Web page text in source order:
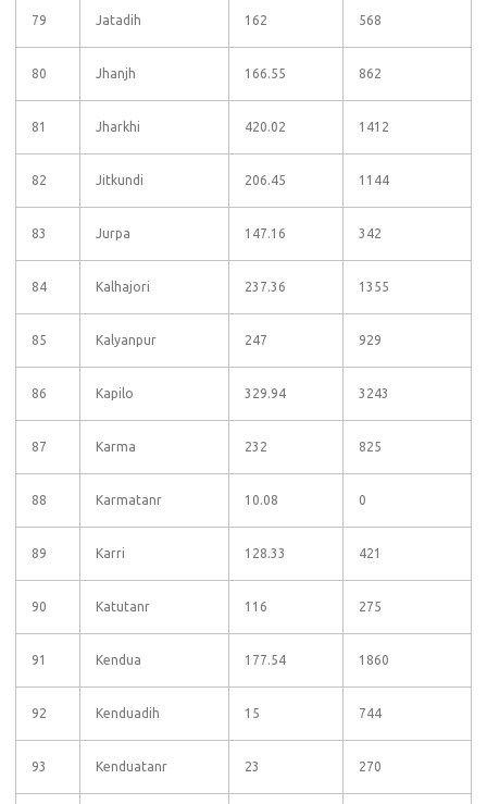
79 Jatadih 162 568
80 Jhanjh 166.55 862
81 Jharkhi 420.02 1412
82 Jitkundi 206.45 1144
83 Jurpa 147.16 342
84 Kalhajori 237.36 1355
85 Kalyanpur 247 929
86 Kapilo 329.94 3243
87 Karma 232 825
88 Karmatanr 10.08 0
89 Karri 128.33 421
90 Katutanr 116 275
91 Kendua 177.54 1860
92 Kenduadih 15 744
93 Kenduatanr 23 270